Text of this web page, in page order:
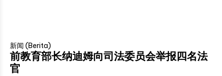
新闻 (Berita)
前教育部长纳迪姆向司法委员会举报四名法
官